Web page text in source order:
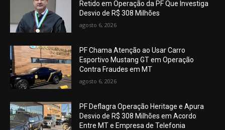
Retido em Operação da PF Que Investiga
Desvio de R$ 308 Milhões
agosto 6, 2026
PF Chama Atenção ao Usar Carro
Esportivo Mustang GT em Operação
Contra Fraudes em MT
agosto 6, 2026
PF Deflagra Operação Heritage e Apura
Desvio de R$ 308 Milhões em Acordo
Entre MT e Empresa de Telefonia